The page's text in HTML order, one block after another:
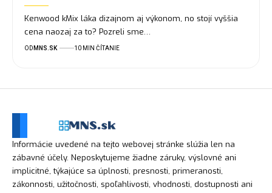
Kenwood kMix láka dizajnom aj výkonom, no stojí vyššia
cena naozaj za to? Pozreli sme…
OD MNS.SK 10 MIN ČÍTANIE
Informácie uvedené na tejto webovej stránke slúžia len na
zábavné účely. Neposkytujeme žiadne záruky, výslovné ani
implicitné, týkajúce sa úplnosti, presnosti, primeranosti,
zákonnosti, užitočnosti, spoľahlivosti, vhodnosti, dostupnosti ani